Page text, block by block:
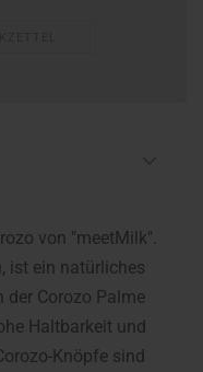
von "meetMilk".
ist ein natürliches
der Corozo Palme
Haltbarkeit und
Knöpfe sind